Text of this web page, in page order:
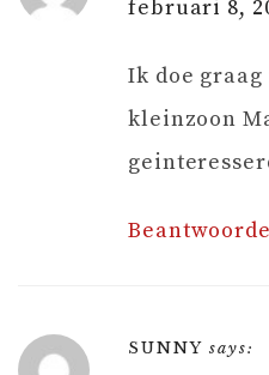
februari 8,
Ik doe
kleinzoon
SUNNY says: